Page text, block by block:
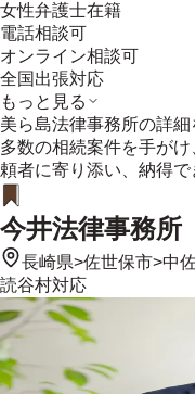
女性弁護士在籍
電話相談可
オンライン相談可
全国出張対応
もっと見る
美ら島法律事務所の詳細
多数の相続案件を手が
頼者に寄り添い、納得で
今井法律事務所
長崎県>佐世保市>中
読谷村対応